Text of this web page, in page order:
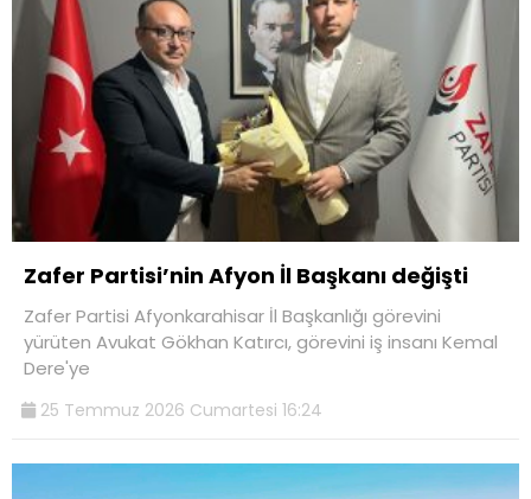
Zafer Partisi’nin Afyon İl Başkanı değişti
Zafer Partisi Afyonkarahisar İl Başkanlığı görevini
yürüten Avukat Gökhan Katırcı, görevini iş insanı Kemal
Dere'ye
25 Temmuz 2026 Cumartesi 16:24